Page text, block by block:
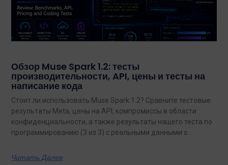
Обзор Muse Spark 1.2: тесты
производительности, API, цены и тесты на
написание кода
Стоит ли использовать Muse Spark 1.2? Сравните тестовые
результаты Meta, цены на API, компромиссы в области
конфиденциальности, а также результаты нашего теста по
программированию (3 из 3) с реальными данными о
Читать Далее